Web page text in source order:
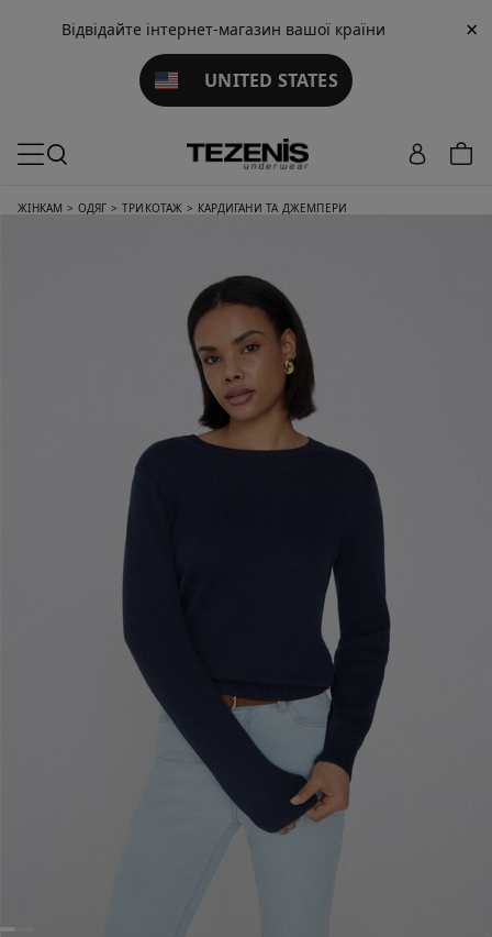
Відвідайте інтернет-магазин вашої країни
UNITED STATES
×
ЖІНКАМ > ОДЯГ > ТРИКОТАЖ > КАРДИГАНИ ТА ДЖЕМПЕРИ